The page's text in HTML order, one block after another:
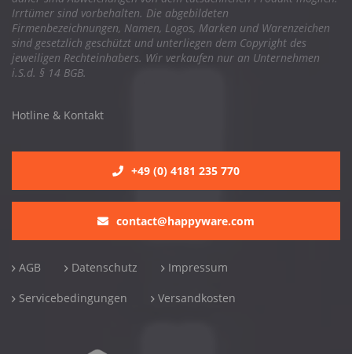
Irrtümer sind vorbehalten. Die abgebildeten
Firmenbezeichnungen, Namen, Logos, Marken und Warenzeichen
sind gesetzlich geschützt und unterliegen dem Copyright des
jeweiligen Rechteinhabers. Wir verkaufen nur an Unternehmen
i.S.d. § 14 BGB.
Hotline & Kontakt
+49 (0) 4181 235 770
contact@happyware.com
AGB Datenschutz Impressum
Servicebedingungen Versandkosten